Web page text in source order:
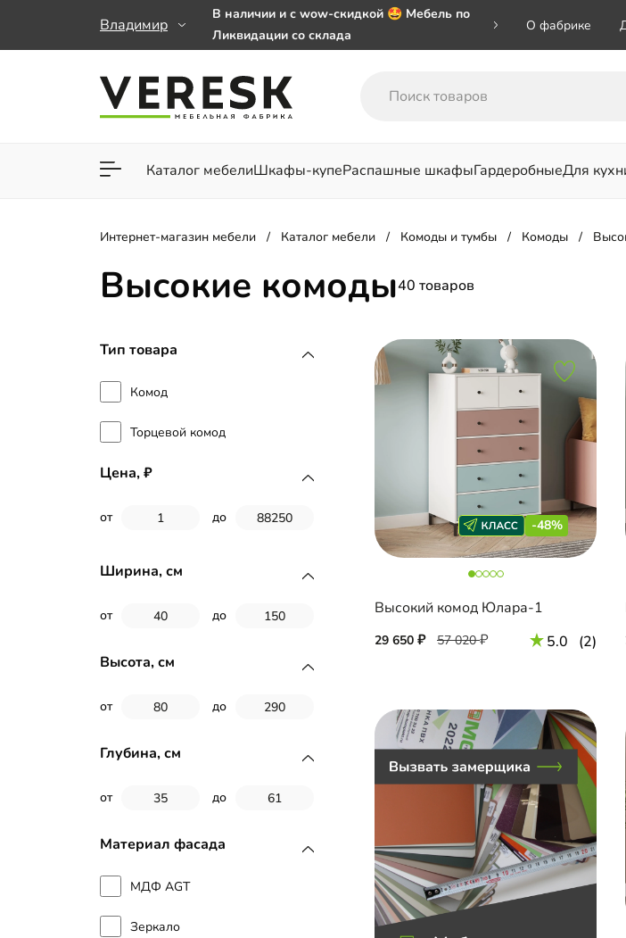
Владимир
В наличии и с wow-скидкой 🤩 Мебель по
Ликвидации со склада
заказе от 50 000 ₽
Важно! Наш Whatsapp переехал на номер
О фабрике
Каталог мебелиШкафы-купеРаспашные шкафыГардеробныеДля
Для гостиной Для спальни
Интернет-магазин мебели Каталог мебели Комоды и тумбы Комоды
Высокие комоды40 товаров
Тип товара
Комод
Торцевой комод
Цена,
от до
Ширина, см
от до
Высота, см
от до
Глубина, см
от до
Материал фасада
МДФ AGT
Зеркало
-48%
Высокий комод Юлара-1
29 650 57 020 5.0 (2)